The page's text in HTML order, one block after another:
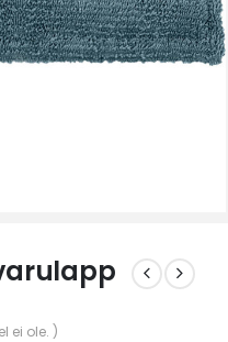
ei ole. )